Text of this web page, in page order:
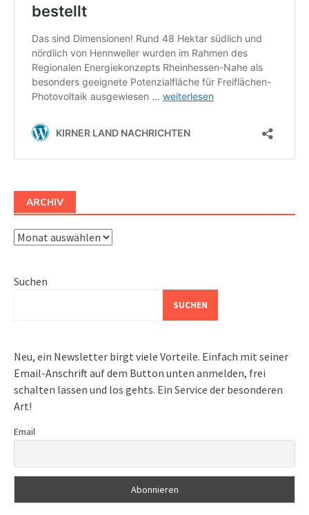
ARCHIV
Archiv
Suchen
SUCHEN
Neu, ein Newsletter birgt viele Vorteile. Einfach mit seiner
Email-Anschrift auf dem Button unten anmelden, frei
schalten lassen und los gehts. Ein Service der besonderen
Art!
Email